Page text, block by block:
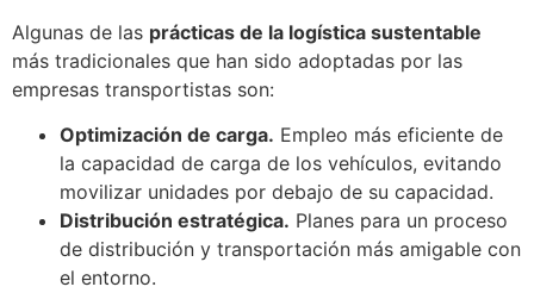
Algunas de las prácticas de la logística sustentable
más tradicionales que han sido adoptadas por las
empresas transportistas son:
Optimización de carga. Empleo más eficiente de
la capacidad de carga de los vehículos, evitando
movilizar unidades por debajo de su capacidad.
Distribución estratégica. Planes para un proceso
de distribución y transportación más amigable con
el entorno.